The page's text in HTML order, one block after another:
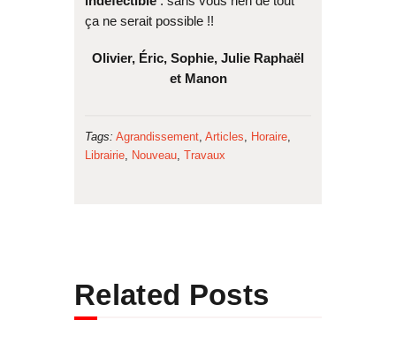
ça ne serait possible !!
Olivier, Éric, Sophie, Julie Raphaël
et Manon
Tags: Agrandissement, Articles, Horaire,
Librairie, Nouveau, Travaux
Related Posts